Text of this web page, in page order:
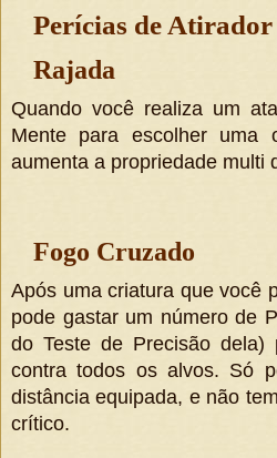
Perícias de Atirador
Rajada
Quando você realiza um
Mente para escolher
aumenta a propriedade multi
Fogo Cruzado
Após uma criatura que você
pode gastar um número de
do Teste de Precisão dela)
contra todos os alvos. Só
distância equipada, e não
crítico.